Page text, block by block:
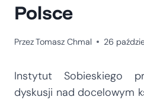
Polsce
PrzezTomasz Chmal 26
Instytut Sobieskiego
dyskusji nad docelowym